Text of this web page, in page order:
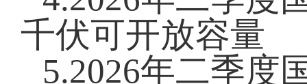
千伏可开放容量
5.2026年二季度